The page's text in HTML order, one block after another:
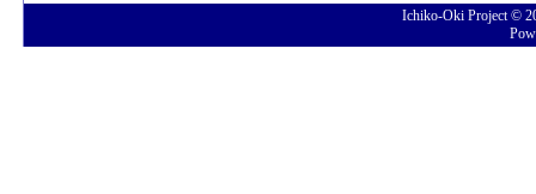
Ichiko-Oki Project ©